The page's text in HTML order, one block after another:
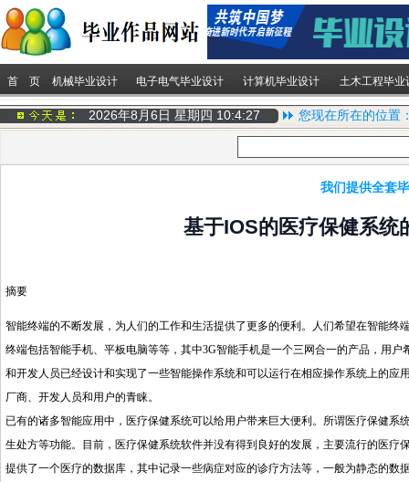
首 页 机械毕业设计 电子电气毕业设计 计算机毕业设计 土木工程毕业
2026年8月6日 星期四 10:4:28 您现在所在的位置
我们提供全套
基于IOS的医疗保健系统
摘要
智能终端的不断发展，为人们的工作和生活提供了更多的便利。人们希望在智能
终端包括智能手机、平板电脑等等，其中3G智能手机是一个三网合一的产品，用
和开发人员已经设计和实现了一些智能操作系统和可以运行在相应操作系统上的
厂商、开发人员和用户的青睐。
已有的诸多智能应用中，医疗保健系统可以给用户带来巨大便利。所谓医疗保健
生处方等功能。目前，医疗保健系统软件并没有得到良好的发展，主要流行的医
提供了一个医疗的数据库，其中记录一些病症对应的诊疗方法等，一般为静态的数